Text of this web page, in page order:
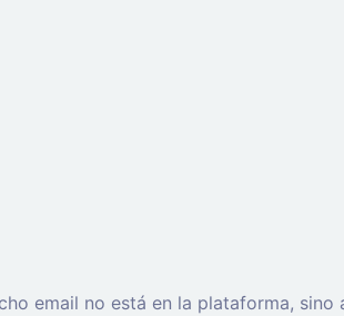
email no está en la plataforma, sino